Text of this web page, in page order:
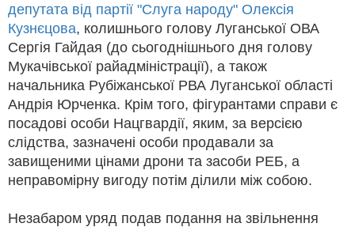
депутата від партії "Слуга народу" Олексія
Кузнєцова, колишнього голову Луганської ОВА
Сергія Гайдая (до сьогоднішнього дня голову
Мукачівської райадміністрації), а також
начальника Рубіжанської РВА Луганської області
Андрія Юрченка. Крім того, фігурантами справи є
посадові особи Нацгвардії, яким, за версією
слідства, зазначені особи продавали за
завищеними цінами дрони та засоби РЕБ, а
неправомірну вигоду потім ділили між собою.
Незабаром уряд подав подання на звільнення